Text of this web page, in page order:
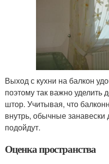
Выход с кухни на балкон
поэтому так важно
штор. Учитывая, что
внутрь, обычные занавески
подойдут.
Оценка пространства